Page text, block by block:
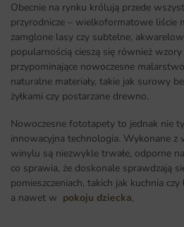
Obecnie na rynku królują przede
przyrodnicze – wielkoformatowe liście
zamglone lasy czy subtelne,
popularnością cieszą się również
przypominające nowoczesne
naturalne materiały, takie jak surowy
żyłkami czy postarzane drewno.
Nowoczesne fototapety to jednak nie
innowacyjna technologia. Wykonane
winylu są niezwykle trwałe, odporne
co sprawia, że doskonale sprawdzają
pomieszczeniach, takich jak kuchnia czy
a nawet w pokoju dziecka,